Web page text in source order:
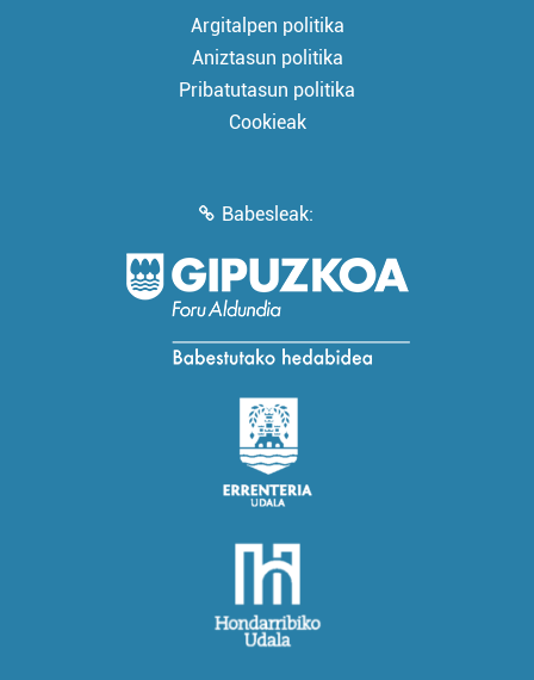
Argitalpen politika
Aniztasun politika
Pribatutasun politika
Cookieak
Babesleak: